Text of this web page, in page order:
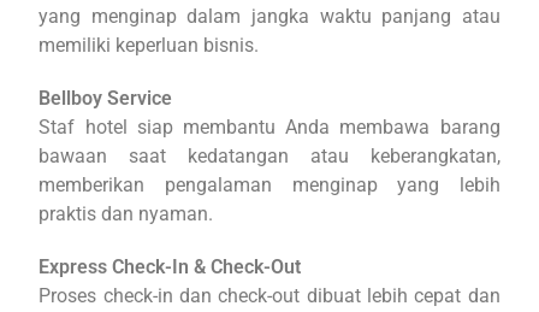
yang menginap dalam jangka waktu panjang atau
memiliki keperluan bisnis.
Bellboy Service
Staf hotel siap membantu Anda membawa barang
bawaan saat kedatangan atau keberangkatan,
memberikan pengalaman menginap yang lebih
praktis dan nyaman.
Express Check-In & Check-Out
Proses check-in dan check-out dibuat lebih cepat dan